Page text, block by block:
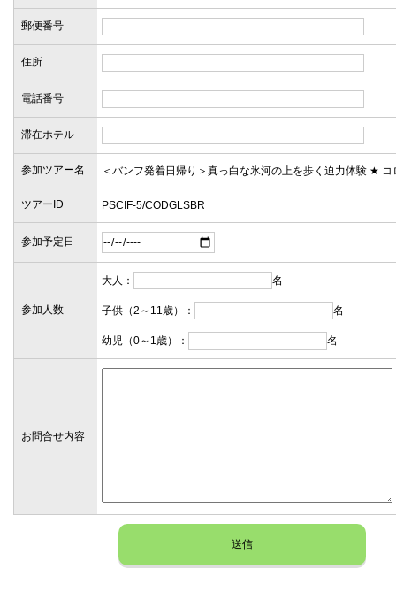
郵便番号
住所
電話番号
滞在ホテル
参加ツアー名
ツアーID
参加予定日
参加人数
大人： 名
子供（2～11歳）： 名
幼児（0～1歳）： 名
お問合せ内容